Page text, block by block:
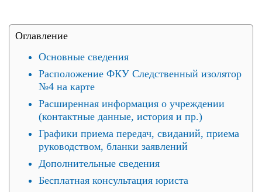
Оглавление
Основные сведения
Расположение ФКУ Следственный изолятор
№4 на карте
Расширенная информация о учреждении
(контактные данные, история и пр.)
Графики приема передач, свиданий, приема
руководством, бланки заявлений
Дополнительные сведения
Бесплатная консультация юриста